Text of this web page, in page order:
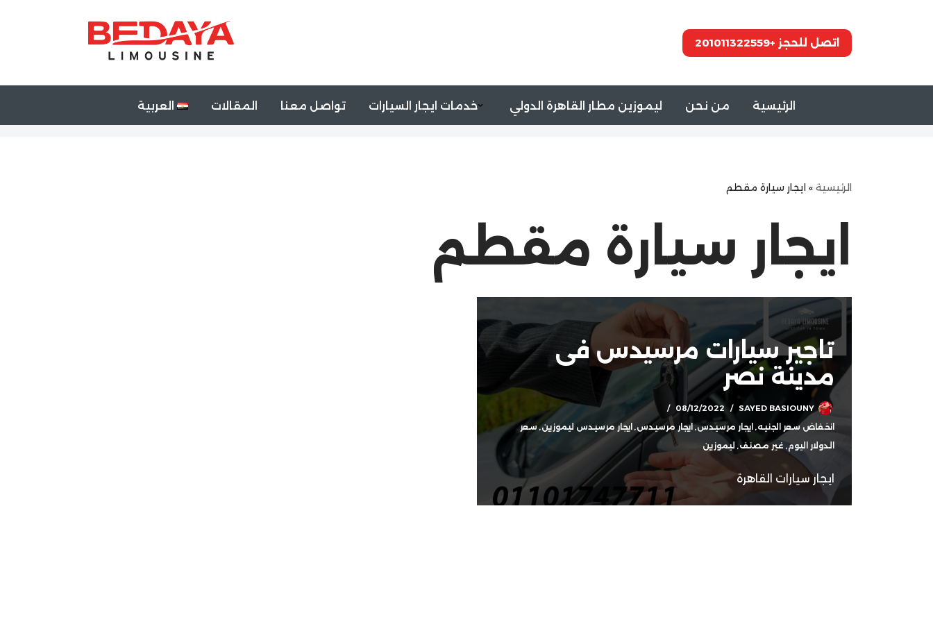
اتصل للحجز +201011322559
الرئيسية من نحن ليموزين مطار القاهرة الدولي خدمات ايجار السيارات تواصل معنا المقالات العربية
الرئيسية » ايجار سيارة مقطم
ايجار سيارة مقطم
تاجير سيارات مرسيدس فى
مدينة نصر
SAYED BASIOUNY
08/12/2022
انخفاض سعر الجنيه, ايجار مرسيدس, ايجار مرسيدس, ايجار مرسيدس ليموزين,سعر
الدولار اليوم, غير مصنف, ليموزين
ايجار سيارات القاهرة